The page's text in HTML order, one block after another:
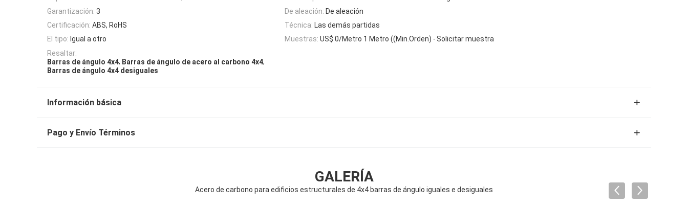
Garantización: 3 De aleación: De aleación
Certificación: ABS, RoHS Técnica: Las demás partidas
El tipo: Igual a otro Muestras: US$ 0/Metro 1 Metro ((Min.Orden) ∙ Solicitar muestra
Resaltar:
Barras de ángulo 4x4, Barras de ángulo de acero al carbono 4x4,
Barras de ángulo 4x4 desiguales
Información básica
Pago y Envío Términos
GALERÍA
Acero de carbono para edificios estructurales de 4x4 barras de ángulo iguales e desiguales